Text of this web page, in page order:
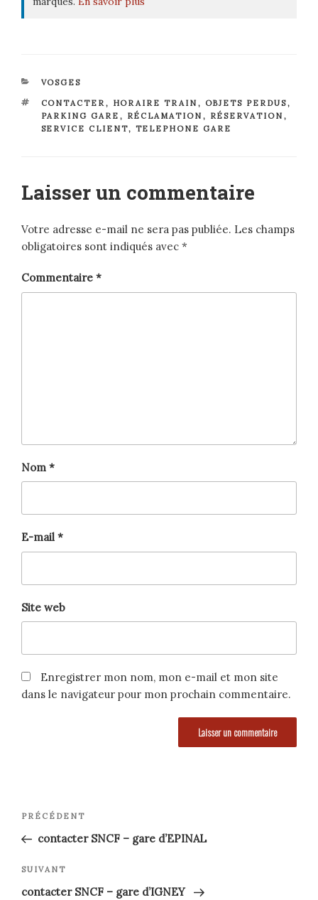
CATÉGORIES
VOSGES
ÉTIQUETTES
CONTACTER, HORAIRE TRAIN , OBJETS PERDUS,
PARKING GARE , RÉCLAMATION , RÉSERVATION ,
SERVICE CLIENT, TELEPHONE GARE
Laisser un commentaire
Votre adresse e-mail ne sera pas publiée. Les champs
obligatoires sont indiqués avec *
Commentaire *
Nom *
E-mail *
Site web
Enregistrer mon nom, mon e-mail et mon site
dans le navigateur pour mon prochain commentaire.
Navigation
de
l’article
Article
précédent
PRÉCÉDENT
contacter SNCF – gare d’EPINAL
Article
suivant
SUIVANT
contacter SNCF – gare d’IGNEY